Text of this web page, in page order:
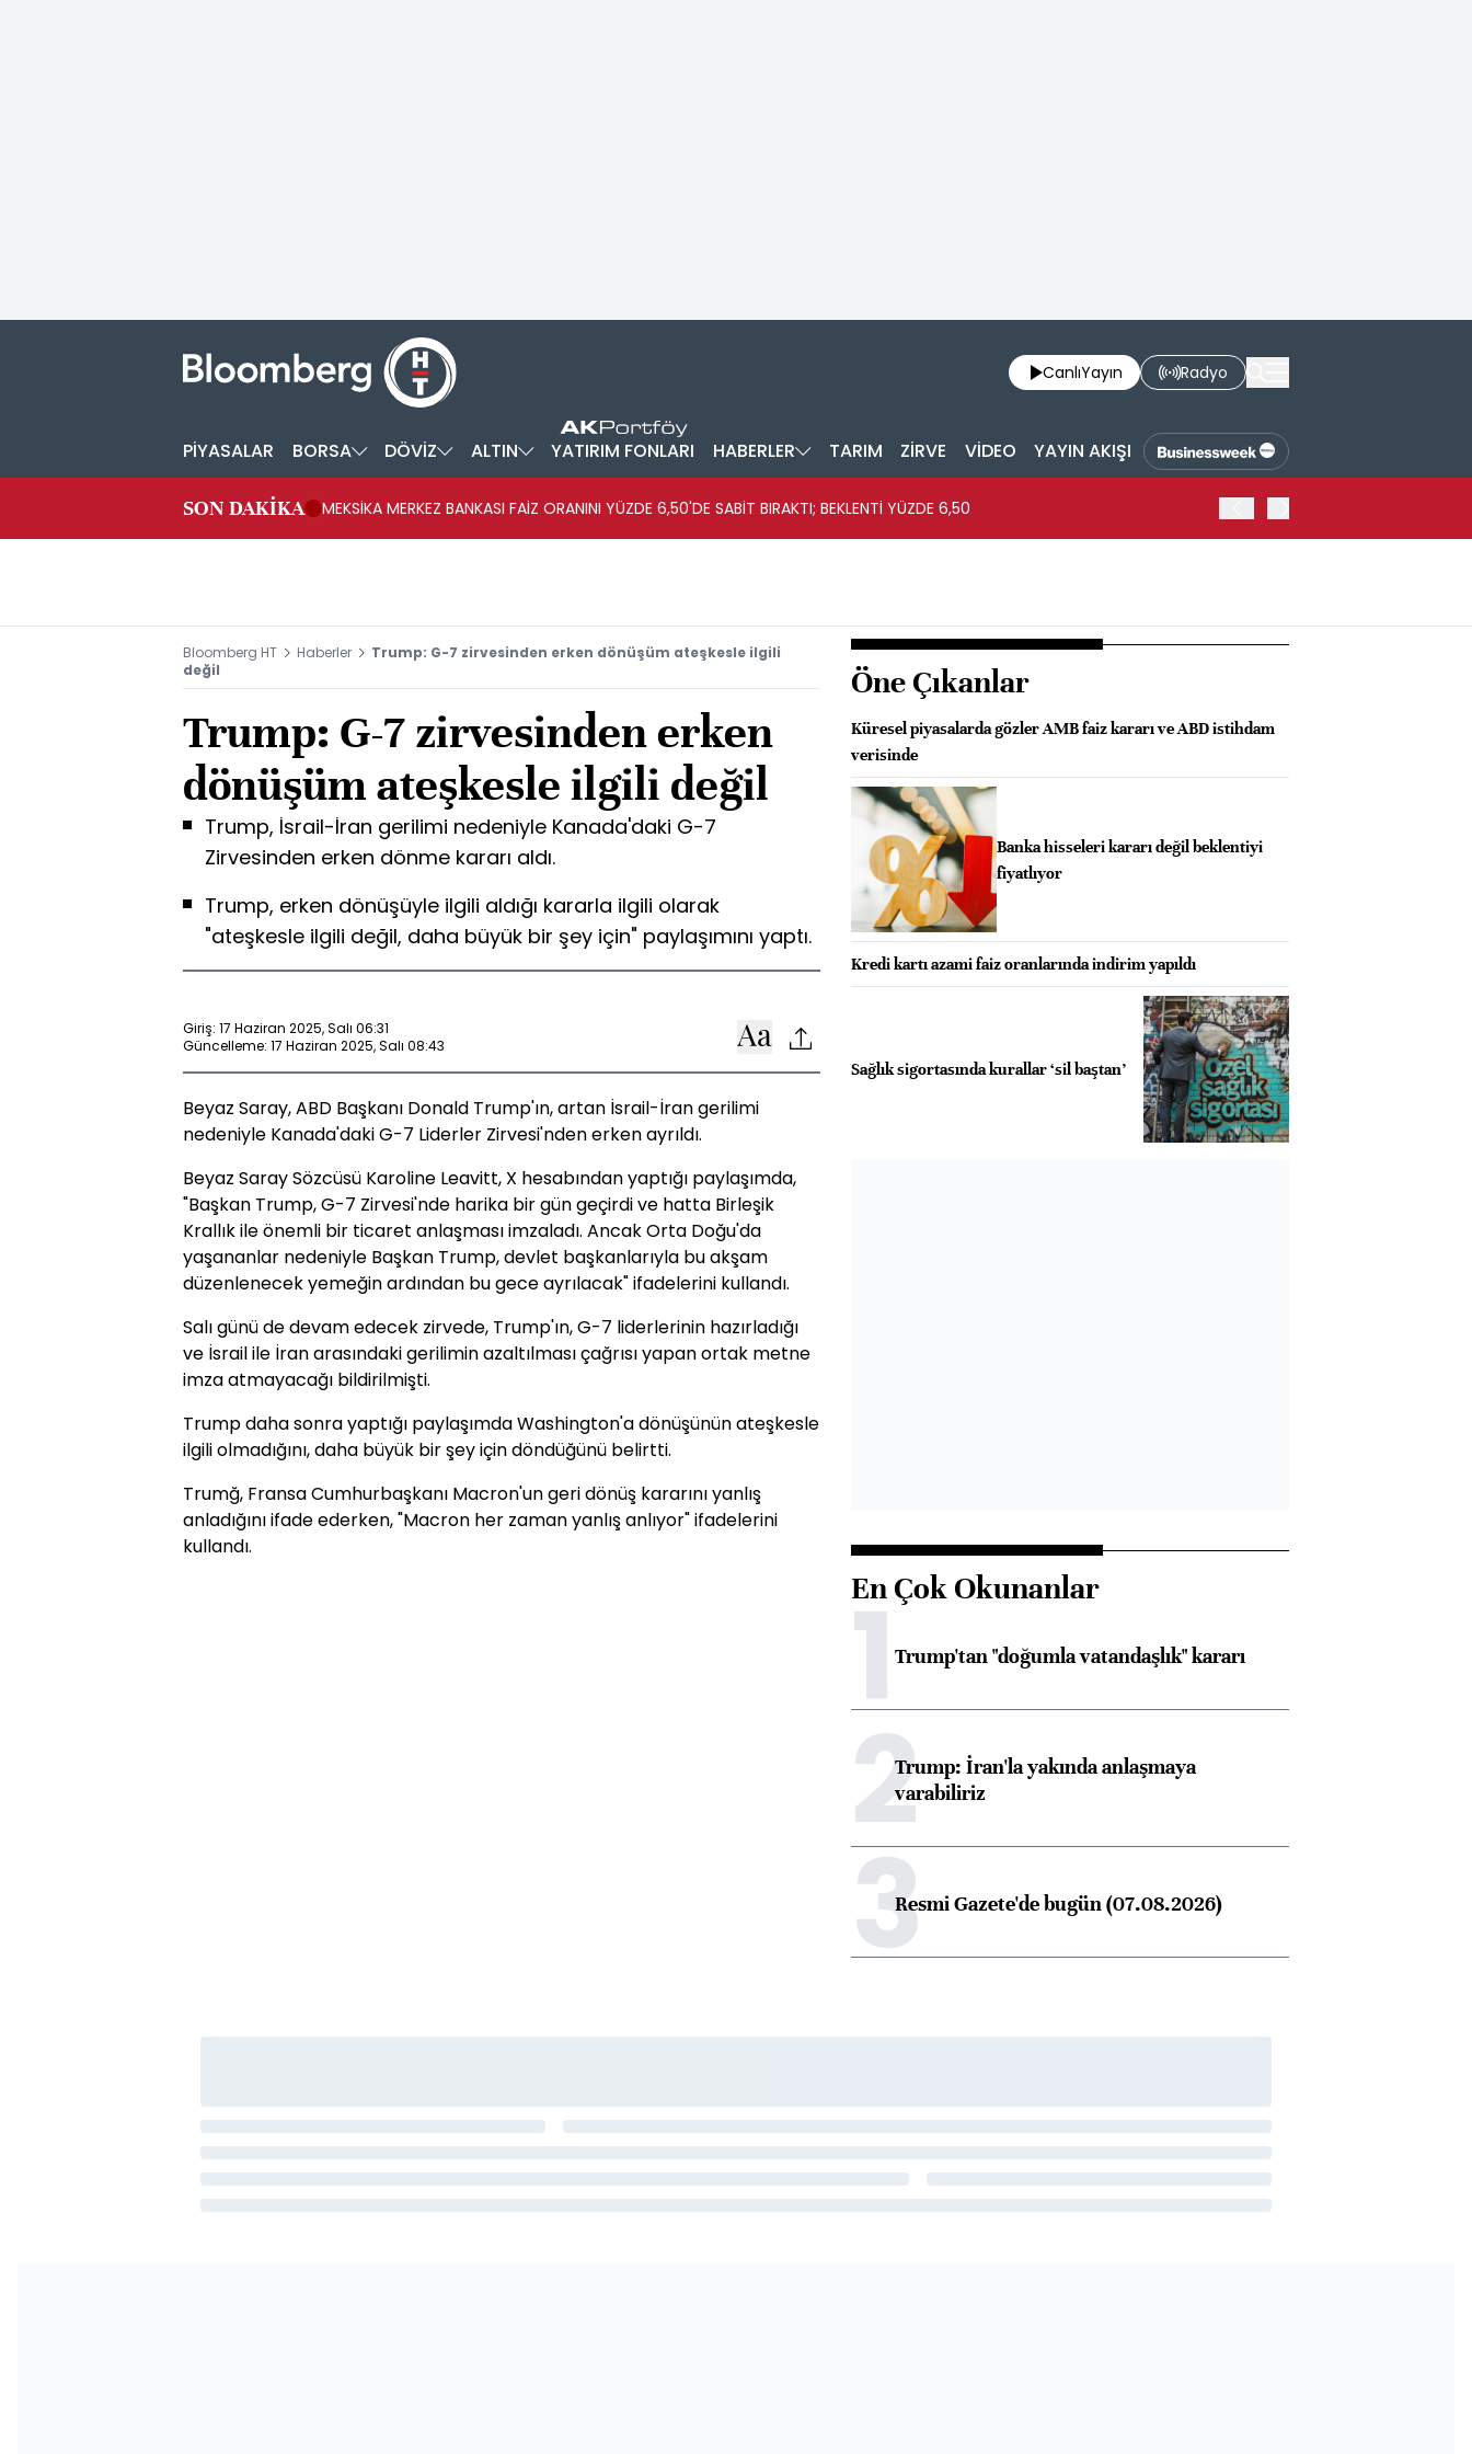
CanlıYayın Radyo
PİYASALAR BORSA DÖVİZ ALTIN YATIRIM FONLARI HABERLER TARIM ZİRVE VİDEO YAYIN AKIŞI
SON DAKİKA MEKSİKA MERKEZ BANKASI FAİZ ORANINI YÜZDE 6,50'DE SABİT BIRAKTI; BEKLENTİ YÜZDE 6,50
Bloomberg HT Haberler
Trump: G-7 zirvesinden erken dönüşüm ateşkesle ilgili
değil
Trump: G-7 zirvesinden erken
dönüşüm ateşkesle ilgili değil
Trump, İsrail-İran gerilimi nedeniyle Kanada'daki G-7
Zirvesinden erken dönme kararı aldı.
Trump, erken dönüşüyle ilgili aldığı kararla ilgili olarak
"ateşkesle ilgili değil, daha büyük bir şey için" paylaşımını yaptı.
Giriş: 17 Haziran 2025, Salı 06:31
Güncelleme: 17 Haziran 2025, Salı 08:43
Beyaz Saray, ABD Başkanı Donald Trump'ın, artan İsrail-İran gerilimi
nedeniyle Kanada'daki G-7 Liderler Zirvesi'nden erken ayrıldı.
Beyaz Saray Sözcüsü Karoline Leavitt, X hesabından yaptığı paylaşımda,
"Başkan Trump, G-7 Zirvesi'nde harika bir gün geçirdi ve hatta Birleşik
Krallık ile önemli bir ticaret anlaşması imzaladı. Ancak Orta Doğu'da
yaşananlar nedeniyle Başkan Trump, devlet başkanlarıyla bu akşam
düzenlenecek yemeğin ardından bu gece ayrılacak" ifadelerini kullandı.
Salı günü de devam edecek zirvede, Trump'ın, G-7 liderlerinin hazırladığı
ve İsrail ile İran arasındaki gerilimin azaltılması çağrısı yapan ortak metne
imza atmayacağı bildirilmişti.
Trump daha sonra yaptığı paylaşımda Washington'a dönüşünün ateşkesle
ilgili olmadığını, daha büyük bir şey için döndüğünü belirtti.
Trumğ, Fransa Cumhurbaşkanı Macron'un geri dönüş kararını yanlış
anladığını ifade ederken, "Macron her zaman yanlış anlıyor" ifadelerini
kullandı.
Öne Çıkanlar
Küresel piyasalarda gözler AMB faiz kararı ve ABD istihdam
verisinde
Banka hisseleri kararı değil beklentiyi
fiyatlıyor
Kredi kartı azami faiz oranlarında indirim yapıldı
Sağlık sigortasında kurallar ‘sil baştan’
En Çok Okunanlar
1Trump'tan "doğumla vatandaşlık" kararı
2Trump: İran'la yakında anlaşmaya
varabiliriz
3Resmi Gazete'de bugün (07.08.2026)